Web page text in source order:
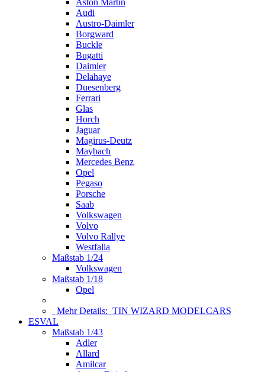
Aston Martin
Audi
Austro-Daimler
Borgward
Buckle
Bugatti
Daimler
Delahaye
Duesenberg
Ferrari
Glas
Horch
Jaguar
Magirus-Deutz
Maybach
Mercedes Benz
Opel
Pegaso
Porsche
Saab
Volkswagen
Volvo
Volvo Rallye
Westfalia
Maßstab 1/24
Volkswagen
Maßstab 1/18
Opel
Mehr Details: TIN WIZARD MODELCARS
ESVAL
Maßstab 1/43
Adler
Allard
Amilcar